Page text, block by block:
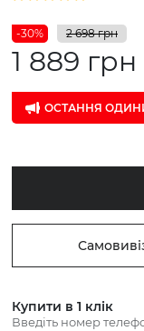
-30% 2 698 грн
1 889 грн
ОСТАННЯ
Купити в 1 клік
Введіть номер